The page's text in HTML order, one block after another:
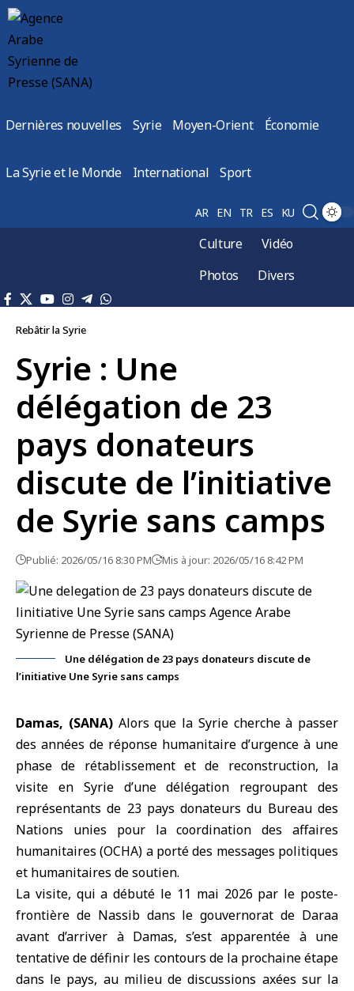
Dernières nouvelles Syrie Moyen-Orient Économie
La Syrie et le Monde International Sport
AR EN TR ES KU
Culture
Vidéo
Photos
Divers
Rebâtir la Syrie
Syrie : Une
délégation de 23
pays donateurs
discute de l’initiative
de Syrie sans camps
Publié: 2026/05/16 8:30 PM Mis à jour: 2026/05/16 8:42 PM
Une délégation de 23 pays donateurs discute de
l’initiative Une Syrie sans camps
Damas, (SANA) Alors que la Syrie cherche à passer
des années de réponse humanitaire d’urgence à une
phase de rétablissement et de reconstruction, la
visite en Syrie d’une délégation regroupant des
représentants de 23 pays donateurs du Bureau des
Nations unies pour la coordination des affaires
humanitaires (OCHA) a porté des messages politiques
et humanitaires de soutien.
La visite, qui a débuté le 11 mai 2026 par le poste-
frontière de Nassib dans le gouvernorat de Daraa
avant d’arriver à Damas, s’est apparentée à une
tentative de définir les contours de la prochaine étape
dans le pays, au milieu de discussions axées sur la